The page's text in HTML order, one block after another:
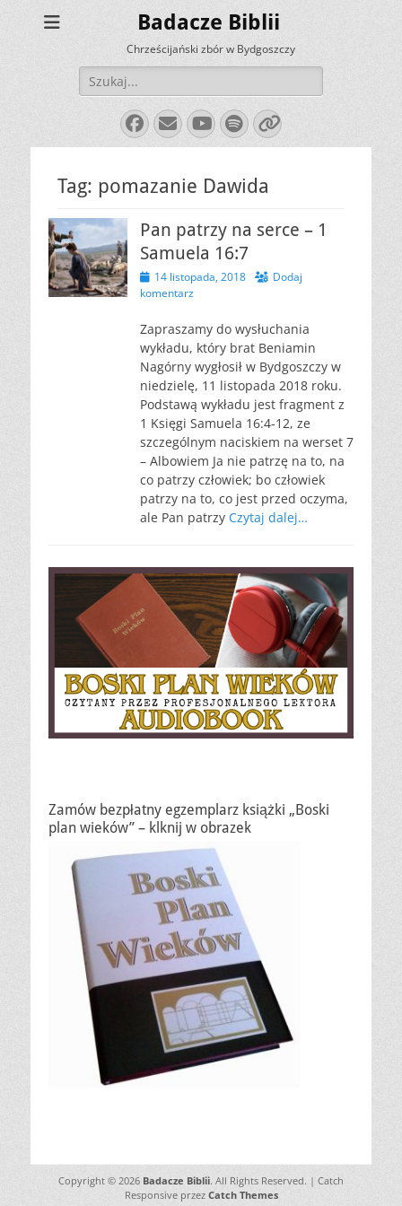
Badacze Biblii
Chrześcijański zbór w Bydgoszczy
Szukaj:
Facebook
E-
mail
YouTube
Spotify
Link
Tag: pomazanie Dawida
Pan patrzy na serce – 1
Samuela 16:7
Opublikowano
14 listopada, 2018
Dodaj
komentarz
Zapraszamy do wysłuchania
wykładu, który brat Beniamin
Nagórny wygłosił w Bydgoszczy w
niedzielę, 11 listopada 2018 roku.
Podstawą wykładu jest fragment z
1 Księgi Samuela 16:4-12, ze
szczególnym naciskiem na werset 7
– Albowiem Ja nie patrzę na to, na
co patrzy człowiek; bo człowiek
patrzy na to, co jest przed oczyma,
ale Pan patrzy Czytaj dalej…
Zamów bezpłatny egzemplarz książki „Boski
plan wieków” – klknij w obrazek
Copyright © 2026 Badacze Biblii. All Rights Reserved. | Catch
Responsive przez Catch Themes